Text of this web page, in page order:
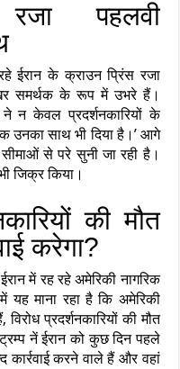
रजा पहलवी
ईरान के क्राउन प्रिंस रजा
समर्थक के रूप में उभरे हैं।
ने न केवल प्रदर्शनकारियों के
उनका साथ भी दिया है।’ आगे
से परे सुनी जा रही है।
जिक्र किया।
की मौत
करेगा?
में रह रहे अमेरिकी नागरिक
माना रहा है कि अमेरिकी
विरोध प्रदर्शनकारियों की मौत
नें ईरान को कुछ दिन पहले
करने वाले हैं और वहां